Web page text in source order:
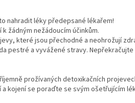
nahradit léky předepsané lékařem!
žádným nežádoucím účinkům.
které jsou přechodné a neohrožují
pestré a vyvážené stravy.
prožívaných detoxikačních
kojení se poraďte se svým ošetřujícím